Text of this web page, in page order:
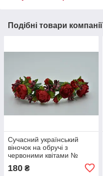
Подібні товари компанії
Сучасний український
віночок на обручі з
червоними квітами №
180 ₴